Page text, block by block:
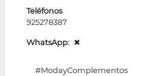
Teléfonos
925278387
WhatsApp ✖
#ModayComplementos